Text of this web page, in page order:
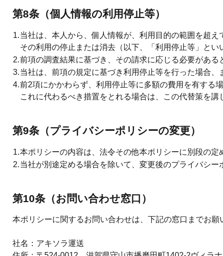
第8条（個人情報の利用停止等）
1.当社は、本人から、個人情報が、利用目的の範囲を超
その利用の停止または消去（以下、「利用停止等」と
2.前項の調査結果に基づき、その請求に応じる必要があ
3.当社は、前項の規定に基づき利用停止等を行った場合
4.前2項にかかわらず、利用停止等に多額の費用を有する
これに代わるべき措置をとれる場合は、この代替策を講
第9条（プライバシーポリシーの変更）
1.本ポリシーの内容は、法令その他本ポリシーに別段の
2.当社が別途定める場合を除いて、変更後のプライバシ
第10条（お問い合わせ窓口）
本ポリシーに関するお問い合わせは、下記の窓口までお願
社名：アキソラ運送